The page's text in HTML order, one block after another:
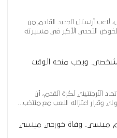
لاعب أرسنال الجديد القادم من
لخوض التحدي الأكبر في مسيرته
شخصي.. ويجب منحه الوقت
الأرجنتيني لكرة القدم، أن
وقرار اعتزاله اللعب مع منتخب…
ميسي.. وفاة خورخي ميسي